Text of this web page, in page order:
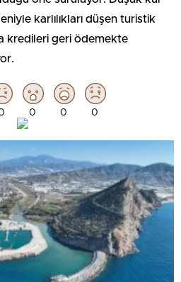
karlılıkları düşen turistik
kredileri geri ödemekte
0 0 0